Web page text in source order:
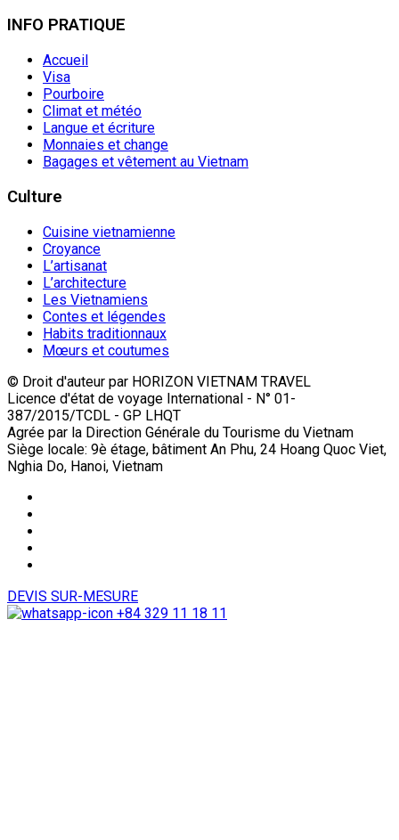
INFO PRATIQUE
Accueil
Visa
Pourboire
Climat et météo
Langue et écriture
Monnaies et change
Bagages et vêtement au Vietnam
Culture
Cuisine vietnamienne
Croyance
L’artisanat
L’architecture
Les Vietnamiens
Contes et légendes
Habits traditionnaux
Mœurs et coutumes
© Droit d'auteur par HORIZON VIETNAM TRAVEL
Licence d'état de voyage International - N° 01-
387/2015/TCDL - GP LHQT
Agrée par la Direction Générale du Tourisme du Vietnam
Siège locale: 9è étage, bâtiment An Phu, 24 Hoang Quoc Viet,
Nghia Do, Hanoi, Vietnam
DEVIS SUR-MESURE
+84 329 11 18 11